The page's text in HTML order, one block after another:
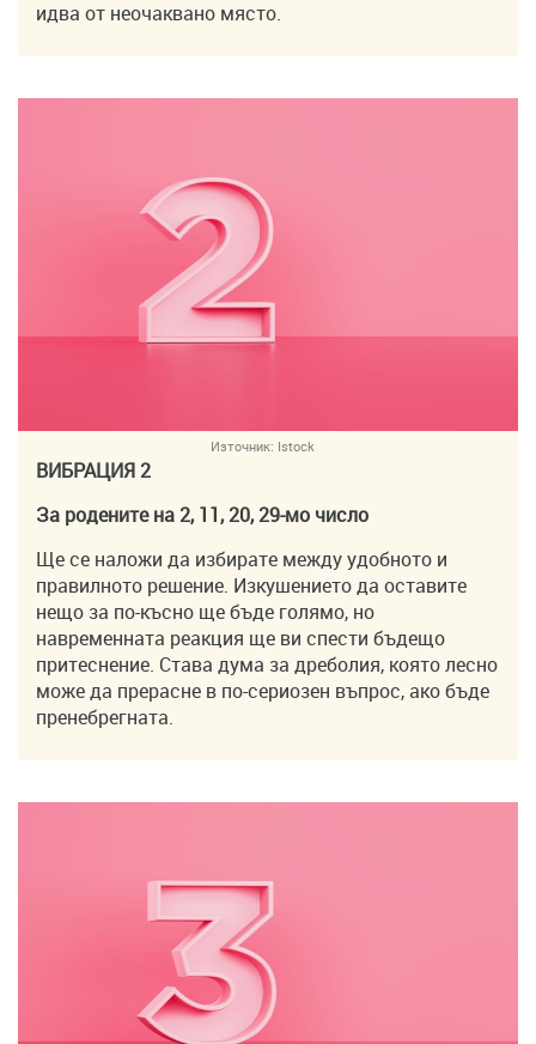
идва от неочаквано място.
Източник: Istock
ВИБРАЦИЯ 2
За родените на 2, 11, 20, 29-мо число
Ще се наложи да избирате между удобното и
правилното решение. Изкушението да оставите
нещо за по-късно ще бъде голямо, но
навременната реакция ще ви спести бъдещо
притеснение. Става дума за дреболия, която лесно
може да прерасне в по-сериозен въпрос, ако бъде
пренебрегната.